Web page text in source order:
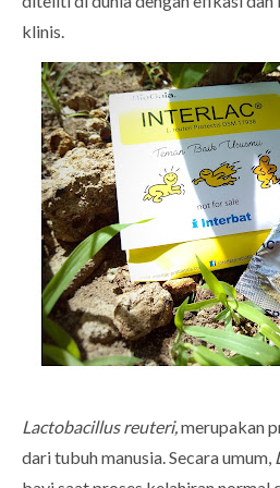
klinis.
Lactobacillus reuteri,merupakan
dari tubuh manusia. Secara umum,